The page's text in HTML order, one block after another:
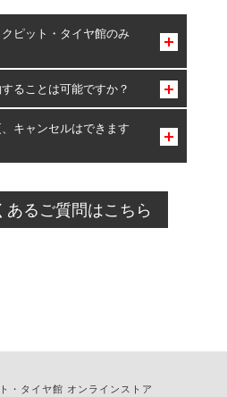
ピット・タイヤ館のみ
のみとなります。
ることは可能ですか？
は可能です。
み合わせに限り、同時にご予約が
。
キャンセルはできます
日前を過ぎている場合のご予約
ては、直接ご予約の店舗まで
あるご質問はこちら
・タイヤ館 オンラインストア